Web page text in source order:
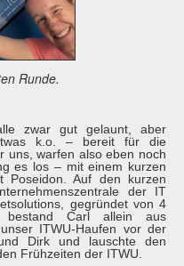
Runde.
zwar gut gelaunt, aber
k.o. – bereit für die
uns, warfen also eben noch
es los – mit einem kurzen
Poseidon. Auf den kurzen
der IT
gegründet von 4
bestand Carl allein aus
ITWU-Haufen vor der
Dirk und lauschte den
Frühzeiten der ITWU.